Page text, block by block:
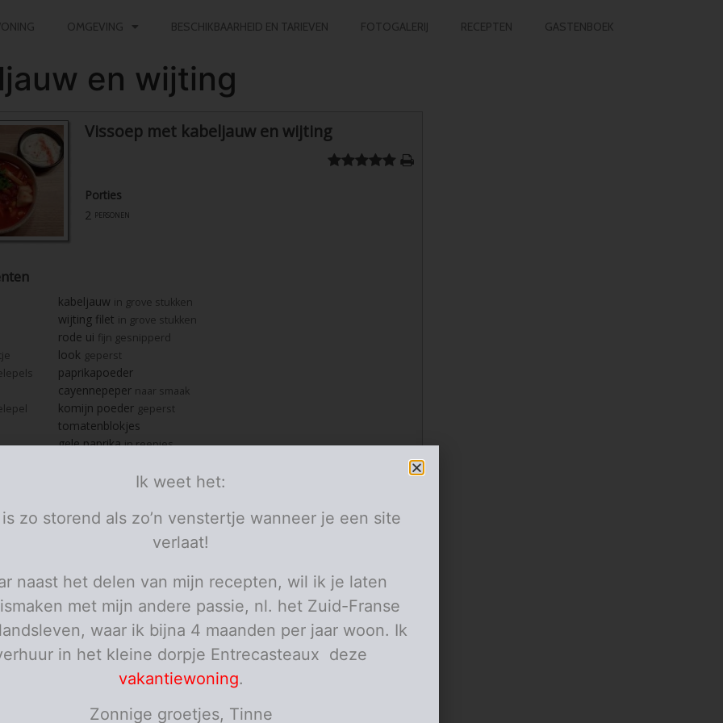
OMGEVING BESCHIKBAARHEID EN TARIEVEN FOTOGALERIJ RECEPTEN GASTENBOEK
en wijting
Vissoep met kabeljauw en wijting
Porties
2 personen
kabeljauw in grove stukken
wijting filet in grove stukken
rode ui fijn gesnipperd
look geperst
paprikapoeder
cayennepeper naar smaak
komijn poeder geperst
tomatenblokjes
gele paprika in reepjes
in boogjes
rode bonen
kippenbouillonblokje
olijfolie
verse koriander
Griekse yoghurt
personen
de ui met de look aan in olijfolie.
Ik weet het:
zo storend als zo’n venstertje wanneer je een site
verlaat!
naast het delen van mijn recepten, wil ik je laten
met mijn andere passie, nl. het Zuid-Franse
waar ik bijna 4 maanden per jaar woon. Ik
in het kleine dorpje Entrecasteaux deze
vakantiewoning.
Zonnige groetjes, Tinne